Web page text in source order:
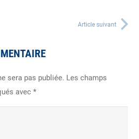
Article suivant
sera pas publiée. Les champs
avec *